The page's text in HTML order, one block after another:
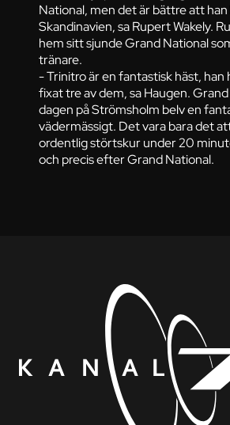
National, men det är bättre att han
Skandinavien, sa Rupert Wakely.
hem sitt sjunde Grand National
tränare.
- Trinitro är en fantastisk häst, han
fixat tre av dem, sa Haugen.
dagen på Strömsholm belv en
vädermässigt. Det vara bara det
ordentlig störtskur under 20
och precis efter Grand National.